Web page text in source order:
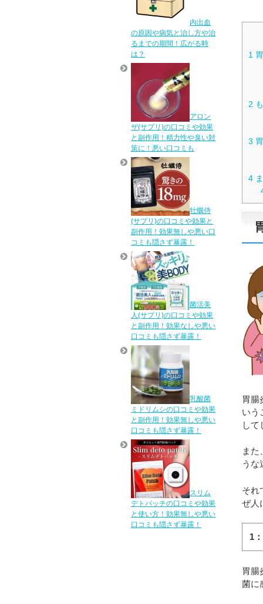
1
2
3
4
胃腸
いう
して
また
うな
それ
ぜ人
1
胃腸
菌に
内出血
の原因や病気と治し方や治
るまでの期間！広がる時
は？
アロン
ザ(サプリ)の口コミや効果
と副作用！精力性や臭い対
策に！悪い口コミも
牡蠣侍
(サプリ)の口コミや効果と
副作用！効果無しや悪い口
コミも隠さず暴露！
菌活美
人(サプリ)の口コミや効果
と副作用！効果なしや悪い
口コミも隠さず暴露！
乳酸菌
ミドリムシの口コミや効果
と副作用！効果無しや悪い
口コミも隠さず暴露！
スリム
デトパッチの口コミや効果
と使い方！効果無しや悪い
口コミも隠さず暴露！